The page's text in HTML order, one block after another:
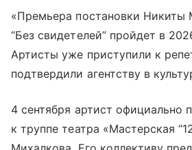
«Премьера постановки Никиты
“Без свидетелей” пройдет в
Артисты уже приступили к
подтвердили агентству в
4 сентября артист официально
к труппе театра «Мастерская